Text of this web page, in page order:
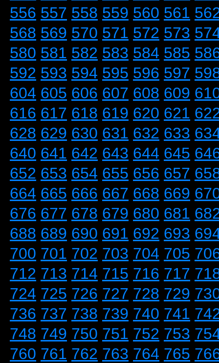
556 557 558 559 560 561
568 569 570 571 572 573
580 581 582 583 584 585
592 593 594 595 596 597
604 605 606 607 608 609
616 617 618 619 620 621
628 629 630 631 632 633
640 641 642 643 644 645
652 653 654 655 656 657
664 665 666 667 668 669
676 677 678 679 680 681
688 689 690 691 692 693
700 701 702 703 704 705
712 713 714 715 716 717
724 725 726 727 728 729
736 737 738 739 740 741
748 749 750 751 752 753
760 761 762 763 764 765